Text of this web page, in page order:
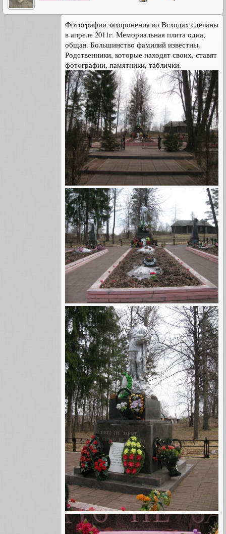
Фотографии захоронения во Всходах сделаны
в апреле 2011г. Мемориальная плита одна,
общая. Большинство фамилий известны.
Родственники, которые находят своих, ставят
фотографии, памятники, таблички.